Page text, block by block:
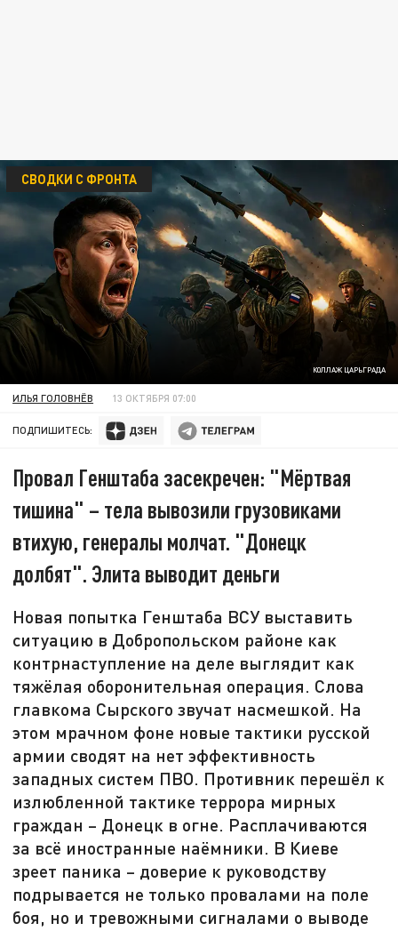
КОЛЛАЖ ЦАРЬГРАДА
СВОДКИ С ФРОНТА
ИЛЬЯ ГОЛОВНЁВ 13 ОКТЯБРЯ 07:00
ПОДПИШИТЕСЬ:
Провал Генштаба засекречен: "Мёртвая
тишина" – тела вывозили грузовиками
втихую, генералы молчат. "Донецк
долбят". Элита выводит деньги
Новая попытка Генштаба ВСУ выставить
ситуацию в Добропольском районе как
контрнаступление на деле выглядит как
тяжёлая оборонительная операция. Слова
главкома Сырского звучат насмешкой. На
этом мрачном фоне новые тактики русской
армии сводят на нет эффективность
западных систем ПВО. Противник перешёл к
излюбленной тактике террора мирных
граждан – Донецк в огне. Расплачиваются
за всё иностранные наёмники. В Киеве
зреет паника – доверие к руководству
подрывается не только провалами на поле
боя, но и тревожными сигналами о выводе